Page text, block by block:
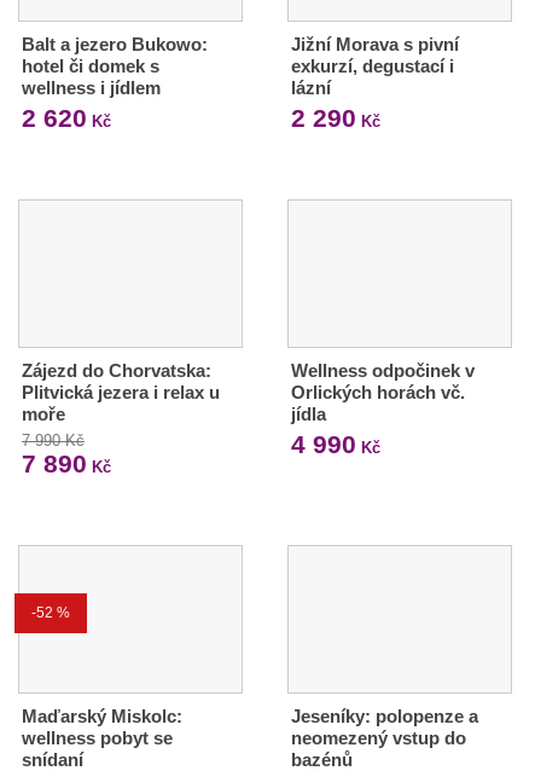
Balt a jezero Bukowo:
hotel či domek s
wellness i jídlem
2 620 Kč
Jižní Morava s pivní
exkurzí, degustací i
lázní
2 290 Kč
Zájezd do Chorvatska:
Plitvická jezera i relax u
moře
7 990 Kč
7 890 Kč
Wellness odpočinek v
Orlických horách vč.
jídla
4 990 Kč
-52 %
Maďarský Miskolc:
wellness pobyt se
snídaní
Jeseníky: polopenze a
neomezený vstup do
bazénů